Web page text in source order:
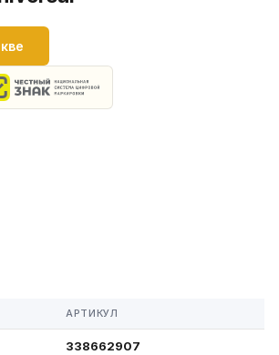
АРТИКУЛ
338662907